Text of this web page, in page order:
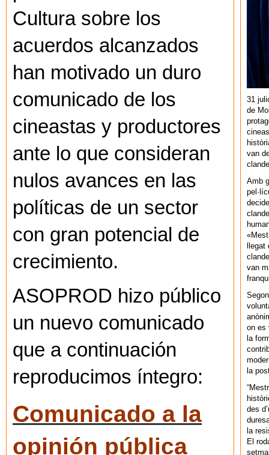
Cultura sobre los
acuerdos alcanzados
han motivado un duro
comunicado de los
cineastas y productores
ante lo que consideran
nulos avances en las
políticas de un sector
con gran potencial de
crecimiento.
ASOPROD hizo público
un nuevo comunicado
que a continuación
reproducimos íntegro:
Comunicado a la
opinión pública
31
de
van
Amb
van
on es
la
la
des
la
El